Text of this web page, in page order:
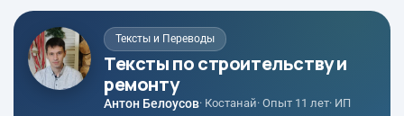
Тексты и Переводы
Тексты по строительству и
ремонту
Антон Белоусов· Костанай· Опыт 11 лет· ИП